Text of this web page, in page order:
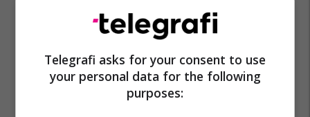
Telegrafi asks for your consent to use
your personal data for the following
purposes: